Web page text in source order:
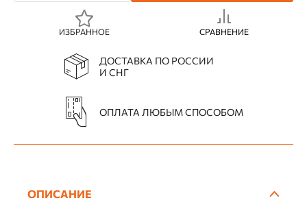
ИЗБРАННОЕ СРАВНЕНИЕ
ДОСТАВКА ПО РОССИИ
И СНГ
ОПЛАТА ЛЮБЫМ СПОСОБОМ
ОПИСАНИЕ